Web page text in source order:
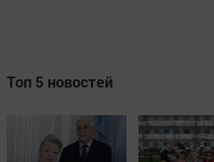
Топ 5 новостей